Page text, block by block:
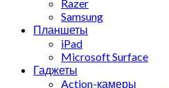
Razer
Samsung
Планшеты
iPad
Microsoft Surface
Гаджеты
Action-камеры